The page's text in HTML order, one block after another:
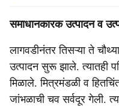
समाधानकारक उत्पादन व
लागवडीनंतर तिसऱ्या ते
उत्पादन सुरू झाले. त्यातही
मिळाले. मित्रमंडळी व
जांभळाची चव सर्वदूर गेली.